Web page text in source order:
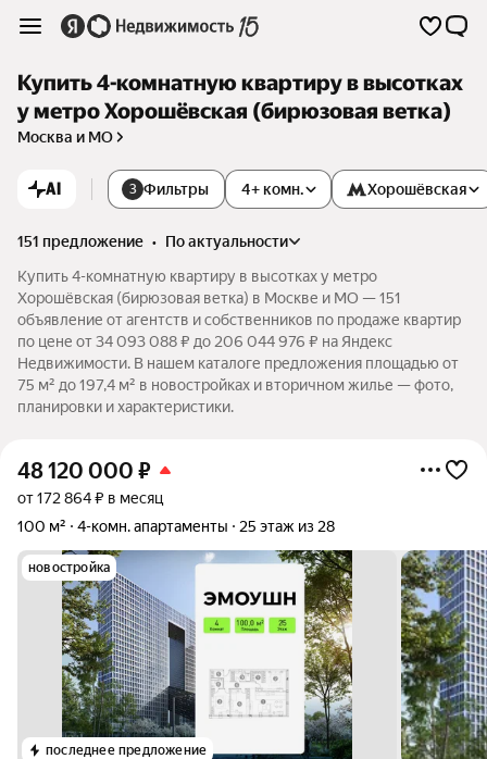
Купить 4-комнатную квартиру в высотках
у метро Хорошёвская (бирюзовая ветка)
Москва и МО
AI 3 Фильтры 4+ комн. Хорошёвская
151 предложение •
по актуальности
Купить 4-комнатную квартиру в высотках у метро
Хорошёвская (бирюзовая ветка) в Москве и МО — 151
объявление от агентств и собственников по продаже квартир
по цене от 34 093 088 ₽ до 206 044 976 ₽ на Яндекс
Недвижимости. В нашем каталоге предложения площадью от
75 м² до 197,4 м² в новостройках и вторичном жилье — фото,
планировки и характеристики.
48 120 000 ₽
от 172 864 ₽ в месяц
100 м²
4-комн. апартаменты 25 этаж из 28
новостройка
последнее предложение